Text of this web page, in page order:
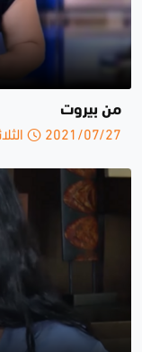
من بيروت
2021/07/27 الثلاثاء 09:44 ص